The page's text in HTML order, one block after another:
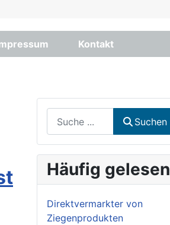
Kontakt
Suchen
Häufig gelesen
Direktvermarkter von
Ziegenprodukten